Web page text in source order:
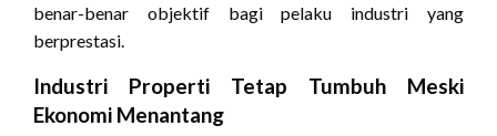
benar-benar objektif bagi pelaku industri yang
berprestasi.
Industri Properti Tetap Tumbuh Meski
Ekonomi Menantang